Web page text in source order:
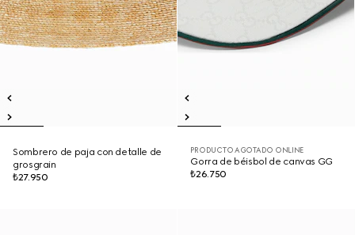
Sombrero de paja con detalle de
grosgrain
₺27.950
PRODUCTO AGOTADO ONLINE
Gorra de béisbol de canvas GG
₺26.750